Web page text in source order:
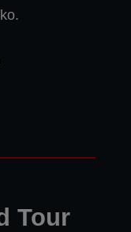
Tour